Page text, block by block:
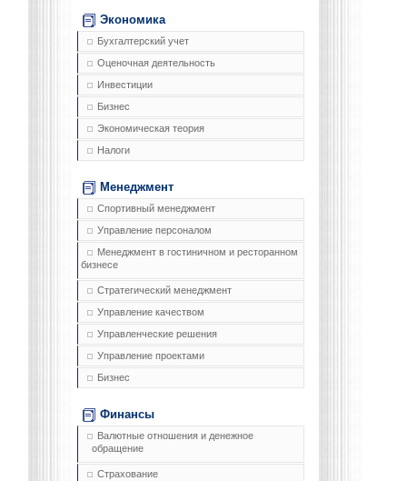
Экономика
Бухгалтерский учет
Оценочная деятельность
Инвестиции
Бизнес
Экономическая теория
Налоги
Менеджмент
Спортивный менеджмент
Управление персоналом
Менеджмент в гостиничном и ресторанном
бизнесе
Стратегический менеджмент
Управление качеством
Управленческие решения
Управление проектами
Бизнес
Финансы
Валютные отношения и денежное
обращение
Страхование